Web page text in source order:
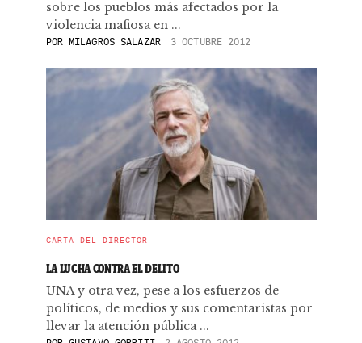
sobre los pueblos más afectados por la
violencia mafiosa en ...
PORMILAGROS SALAZAR 3 OCTUBRE 2012
CARTA DEL DIRECTOR
LA LUCHA CONTRA EL DELITO
UNA y otra vez, pese a los esfuerzos de
políticos, de medios y sus comentaristas por
llevar la atención pública ...